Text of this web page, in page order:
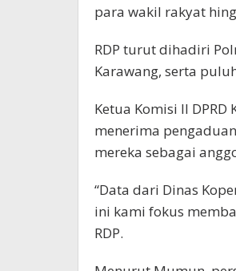
para wakil rakyat
RDP turut dihadiri
Karawang, serta
Ketua Komisi II
menerima
mereka sebagai
“Data dari Dinas
ini kami fokus
RDP.